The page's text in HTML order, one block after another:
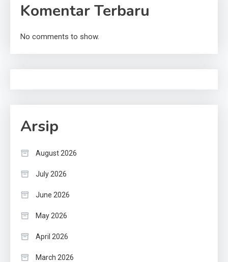
Komentar Terbaru
No comments to show.
Arsip
August 2026
July 2026
June 2026
May 2026
April 2026
March 2026